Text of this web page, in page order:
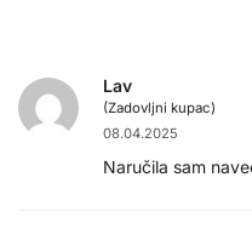
Lav
(Zadovljni kupac)
08.04.2025
Naručila sam